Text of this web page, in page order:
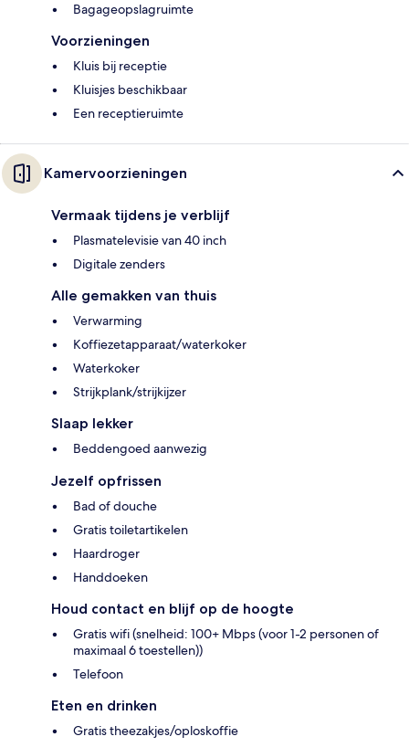
Bagageopslagruimte
Voorzieningen
Kluis bij receptie
Kluisjes beschikbaar
Een receptieruimte
Kamervoorzieningen
Vermaak tijdens je verblijf
Plasmatelevisie van 40 inch
Digitale zenders
Alle gemakken van thuis
Verwarming
Koffiezetapparaat/waterkoker
Waterkoker
Strijkplank/strijkijzer
Slaap lekker
Beddengoed aanwezig
Jezelf opfrissen
Bad of douche
Gratis toiletartikelen
Haardroger
Handdoeken
Houd contact en blijf op de hoogte
Gratis wifi (snelheid: 100+ Mbps (voor 1-2 personen of
maximaal 6 toestellen))
Telefoon
Eten en drinken
Gratis theezakjes/oploskoffie